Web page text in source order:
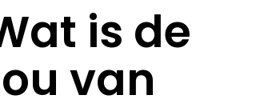
is de
van